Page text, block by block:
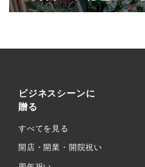
ビジネスシーンに
贈る
すべてを見る
開店・開業・開院祝い